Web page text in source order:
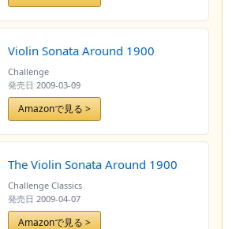
Violin Sonata Around 1900
Challenge
発売日 2009-03-09
Amazonで見る >
The Violin Sonata Around 1900
Challenge Classics
発売日 2009-04-07
Amazonで見る >